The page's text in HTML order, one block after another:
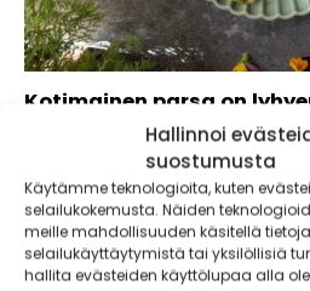
Hallinnoi
suostumusta
Käytämme teknologioita, kuten
selailukokemusta. Näiden
meille mahdollisuuden käsitellä
selailukäyttäytymistä tai yksilöllisiä
hallita evästeiden käyttölupaa alla
Kotimainen parsa on
superherkku, joka on